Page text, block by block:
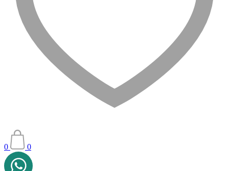
0 0